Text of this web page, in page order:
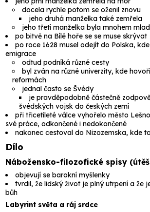
docela rychle potom se oženil znovu
jeho druhá manželka také zemřela
jeho třetí manželka byla mnohem
po bitvě na Bílé hoře se se muse skrývat
po roce 1628 musel odejít do Polska,
emigrace
odtud podníká různé cesty
byl zván na různé univerzity, kde
reformách
jednal často se Švédy
je pravděpodobně částečně
švédských vojsk do českých zemí
při třicetileté válce vyhořelo město
své práce, odkončené i nedokončené
nakonec cestoval do Nizozemska, kde
Dílo
Nábožensko-filozofické spisy (
objevují se barokní myšlenky
tvrdil, že lidský život je plný utrpení a že
bůh
Labyrint světa a ráj srdce